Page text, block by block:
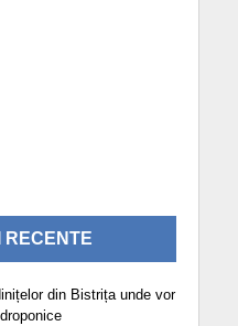
RECENTE
din Bistrița unde vor